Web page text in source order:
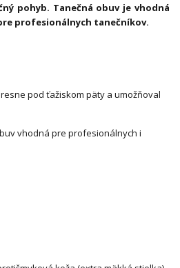
pohyb. Tanečná obuv je vhodná
profesionálnych tanečníkov.
pod ťažiskom päty a umožňoval
vhodná pre profesionálnych i